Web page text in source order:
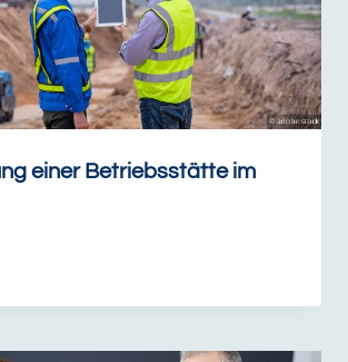
einer Betriebsstätte im